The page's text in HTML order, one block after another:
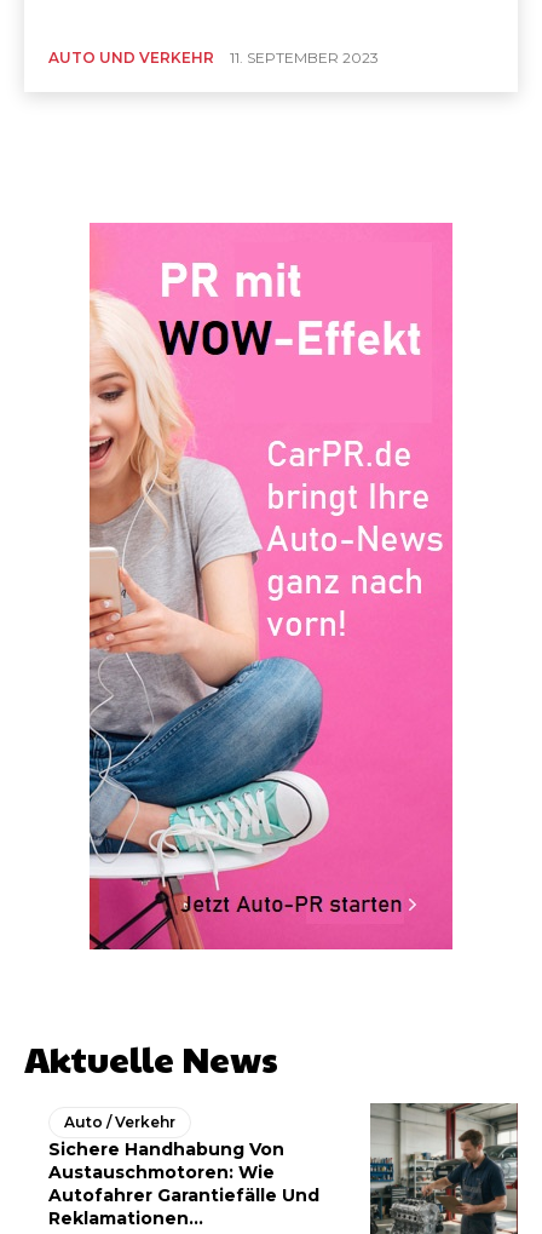
AUTO UND VERKEHR 11. SEPTEMBER 2023
Aktuelle News
Auto / Verkehr
Sichere Handhabung Von
Austauschmotoren: Wie
Autofahrer Garantiefälle Und
Reklamationen...